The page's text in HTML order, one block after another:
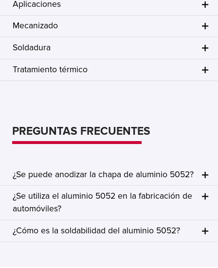
Aplicaciones
Mecanizado
Soldadura
Tratamiento térmico
PREGUNTAS FRECUENTES
¿Se puede anodizar la chapa de aluminio 5052?
¿Se utiliza el aluminio 5052 en la fabricación de
automóviles?
¿Cómo es la soldabilidad del aluminio 5052?